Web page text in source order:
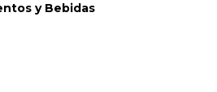
y Bebidas